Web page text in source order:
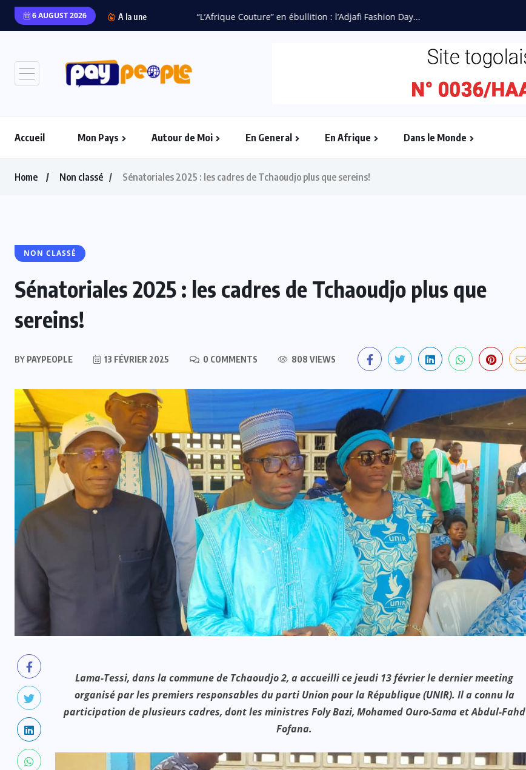
6 AUGUST 2026 A la une “L’Afrique Couture” en ébullition : l’Adjafi Fashion Day...
Accueil Mon Pays Autour de Moi En General En Afrique Dans le Monde
Home Non classé Sénatoriales 2025 : les cadres de Tchaoudjo plus que sereins!
NON CLASSÉ
Sénatoriales 2025 : les cadres de Tchaoudjo plus que
sereins!
BY PAYPEOPLE 13 FÉVRIER 2025 0 COMMENTS 808 VIEWS
Lama-Tessi, dans la commune de Tchaoudjo 2, a accueilli ce jeudi 13 février le dernier meeting
organisé par les premiers responsables du parti Union pour la République (UNIR). Il a connu la
participation de plusieurs cadres, dont les ministres Foly Bazi, Mohamed Ouro-Sama et Abdul-Fahd
Fofana.